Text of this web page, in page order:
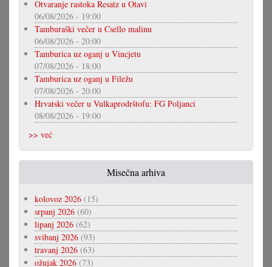
Otvaranje rastoka Resatz u Otavi
06/08/2026 - 19:00
Tamburaški večer u Csello malinu
06/08/2026 - 20:00
Tamburica uz oganj u Vincjetu
07/08/2026 - 18:00
Tamburica uz oganj u Filežu
07/08/2026 - 20:00
Hrvatski večer u Vulkaprodrštofu: FG Poljanci
08/08/2026 - 19:00
>> već
Misečna arhiva
kolovoz 2026 (15)
srpanj 2026 (60)
lipanj 2026 (62)
svibanj 2026 (93)
travanj 2026 (63)
ožujak 2026 (73)